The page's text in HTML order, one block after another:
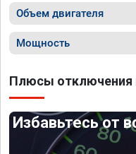
Объем двигателя
Мощность
Плюсы отключения
Избавьтесь от